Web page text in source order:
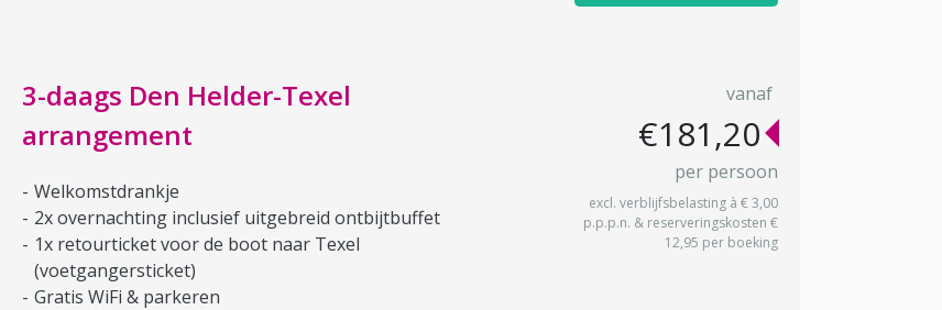
3-daags Den Helder-Texel
arrangement
Welkomstdrankje
2x overnachting inclusief uitgebreid ontbijtbuffet
1x retourticket voor de boot naar Texel
(voetgangersticket)
Gratis WiFi & parkeren
vanaf
€181,20
per persoon
excl. verblijfsbelasting à € 3,00
p.p.p.n. & reserveringskosten €
12,95 per boeking